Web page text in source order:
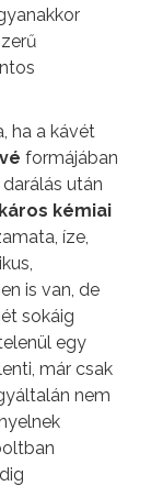
ha a kávét
formájában
után
kémiai
íze,
is van, de
sokáig
egy
már csak
nem